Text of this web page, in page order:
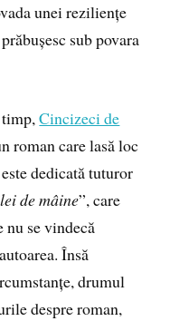
unei reziliențe
sub povara
timp,Cincizeci de
roman care lasă loc
dedicată tuturor
de mâine”, care
nu se vindecă
Însă
drumul
despre roman,